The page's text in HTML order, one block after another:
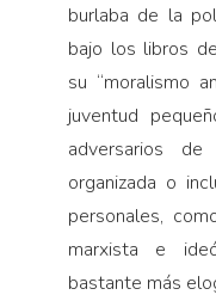
burlaba de la
bajo los libros
su “moralismo
juventud
adversarios de
organizada o
personales,
marxista e
bastante más